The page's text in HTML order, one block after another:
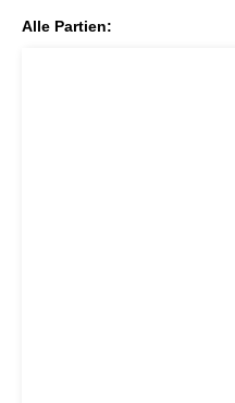
Rechnen zu einer trainierbaren
Alle Partien: